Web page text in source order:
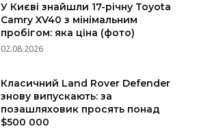
У Києві знайшли 17-річну Toyota
Camry XV40 з мінімальним
пробігом: яка ціна (фото)
02.08.2026
Класичний Land Rover Defender
знову випускають: за
позашляховик просять понад
$500 000